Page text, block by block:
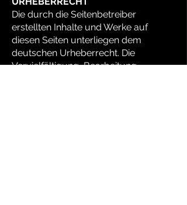
Die durch die Seitenbetreiber
erstellten Inhalte und Werke auf
diesen Seiten unterliegen dem
deutschen Urheberrecht. Die
Vervielfältigung, Bearbeitung,